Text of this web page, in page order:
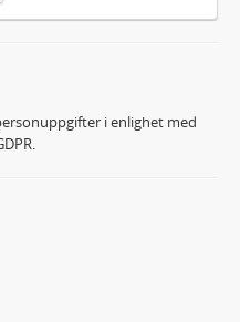
i enlighet med